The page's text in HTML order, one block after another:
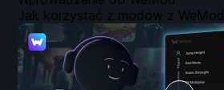
Jak korzystać z modów z WeMod